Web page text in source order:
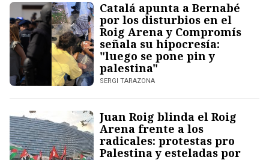
Catalá apunta a Bernabé
por los disturbios en el
Roig Arena y Compromís
señala su hipocresía:
"luego se pone pin y
palestina"
SERGI TARAZONA
Juan Roig blinda el Roig
Arena frente a los
radicales: protestas pro
Palestina y esteladas por